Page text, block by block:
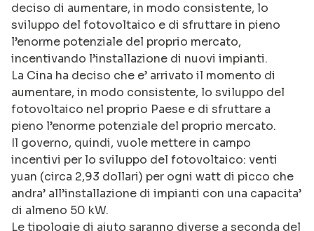
deciso di aumentare, in modo consistente, lo
sviluppo del fotovoltaico e di sfruttare in pieno
l’enorme potenziale del proprio mercato,
incentivando l’installazione di nuovi impianti.
La Cina ha deciso che e’ arrivato il momento di
aumentare, in modo consistente, lo sviluppo del
fotovoltaico nel proprio Paese e di sfruttare a
pieno l’enorme potenziale del proprio mercato.
Il governo, quindi, vuole mettere in campo
incentivi per lo sviluppo del fotovoltaico: venti
yuan (circa 2,93 dollari) per ogni watt di picco che
andra’ all’installazione di impianti con una capacita’
di almeno 50 kW.
Le tipologie di aiuto saranno diverse a seconda del